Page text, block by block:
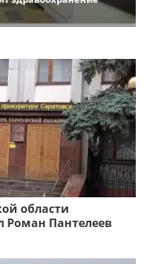
области
Роман Пантелеев